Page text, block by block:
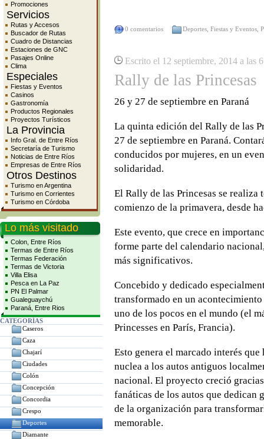
Promociones
Servicios
Rutas y Accesos
Buscador de Rutas
Cuadro de Distancias
Estaciones de GNC
Pasajes Online
Clima
Especiales
Fiestas y Eventos
Casinos
Gastronomía
Productos Regionales
Proyectos Turísticos
La Provincia
Info Gral. de Entre Ríos
Secretaría de Turismo
Noticias de Entre Ríos
Empresas de Entre Ríos
Otros Destinos
Turismo en Argentina
Turismo en Corrientes
Turismo en Córdoba
Lo más visitado
Colon, Entre Ríos
Termas de Entre Ríos
Termas Federación
Termas de Victoria
Villa Elisa
Pesca en La Paz
PN El Palmar
Gualeguaychú
Paraná, Entre Rios
CATEGORÍAS
Caseros
Caza
Chajarí
Ciudades
Colón
Concepción
Concordia
Crespo
Deportes
Diamante
0 comentarios Deportes Fiestas y Eventos
Escrito el 12 septiembre, 2014 a las
Rally de las Princesas
26 y 27 de septiembre en Paraná
La quinta edición del Rally de las
27 de septiembre en Paraná.
conducidos por mujeres, en un
solidaridad.
El Rally de las Princesas se realiza
comienzo de la primavera, desde
Este evento, que crece en
forme parte del calendario
más significativos.
Concebido y dedicado
transformado en un
uno de los pocos en el mundo (el
Princesses en París, Francia).
Esto genera el marcado interés
nuclea a los autos antiguos
nacional. El proyecto creció
fanáticas de los autos que dedican
de la organización para
memorable.